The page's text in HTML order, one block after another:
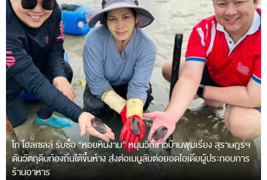
โก โฮลเซลล์ รับซื้อ “หอยหินงาม” หนุนวิถีชาวบ้านพุมเรียง สุราษฎร์ฯ
ดันวัตถุดิบท้องถิ่นใต้ขึ้นห้าง ส่งต่อเมนูลับต่อยอดไอเดียผู้ประกอบการ
ร้านอาหาร